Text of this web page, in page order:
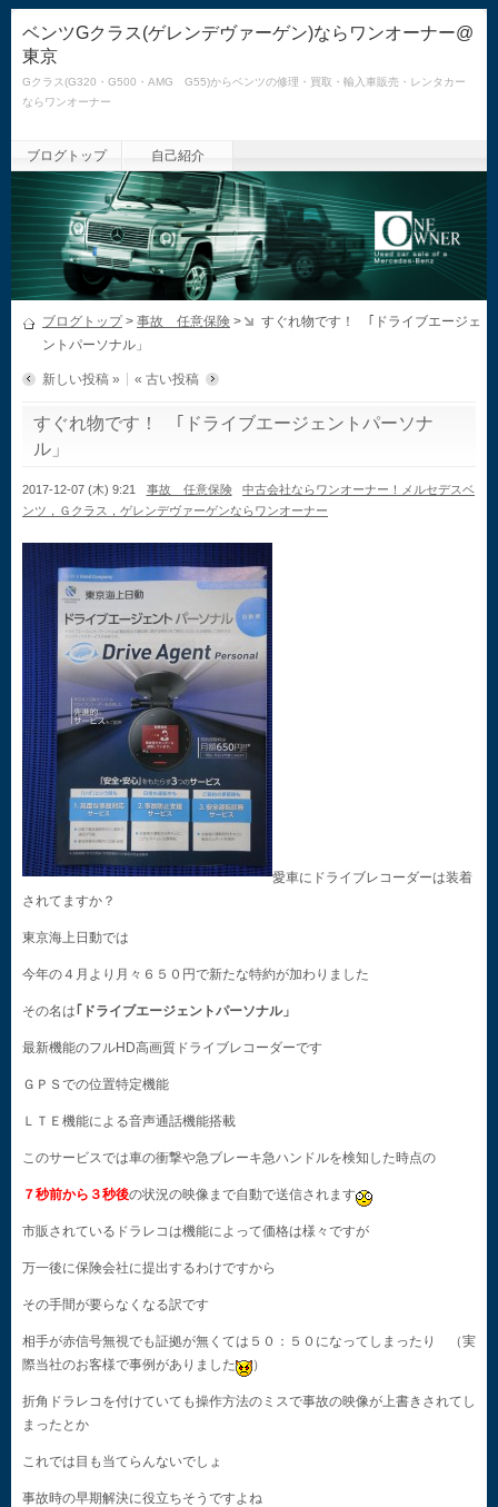
ベンツGクラス(ゲレンデヴァーゲン)ならワンオーナー@
東京
Gクラス(G320・G500・AMG G55)からベンツの修理・買取・輸入車販売・レンタカー
ならワンオーナー
ブログトップ 自己紹介
ブログトップ> 事故 任意保険 >
すぐれ物です！ ｢ドライブエージェ
ントパーソナル」
新しい投稿 » « 古い投稿
すぐれ物です！ ｢ドライブエージェントパーソナ
ル」
2017-12-07 (木) 9:21 事故 任意保険
中古会社ならワンオーナー！メルセデスベ
ンツ，Ｇクラス，ゲレンデヴァーゲンならワンオーナー
愛車にドライブレコーダーは装着
されてますか？
東京海上日動では
今年の４月より月々６５０円で新たな特約が加わりました
その名は｢ドライブエージェントパーソナル」
最新機能のフルHD高画質ドライブレコーダーです
ＧＰＳでの位置特定機能
ＬＴＥ機能による音声通話機能搭載
このサービスでは車の衝撃や急ブレーキ急ハンドルを検知した時点の
７秒前から３秒後の状況の映像まで自動で送信されます
市販されているドラレコは機能によって価格は様々ですが
万一後に保険会社に提出するわけですから
その手間が要らなくなる訳です
相手が赤信号無視でも証拠が無くては５０：５０になってしまったり （実
際当社のお客様で事例がありました
）
折角ドラレコを付けていても操作方法のミスで事故の映像が上書きされてし
まったとか
これでは目も当てらんないでしょ
事故時の早期解決に役立ちそうですよね